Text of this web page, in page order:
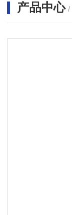
产品中心 /